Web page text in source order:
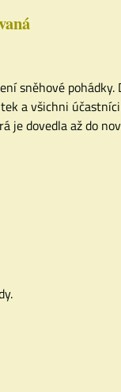
sněhové pohádky.
a všichni
je dovedla až do